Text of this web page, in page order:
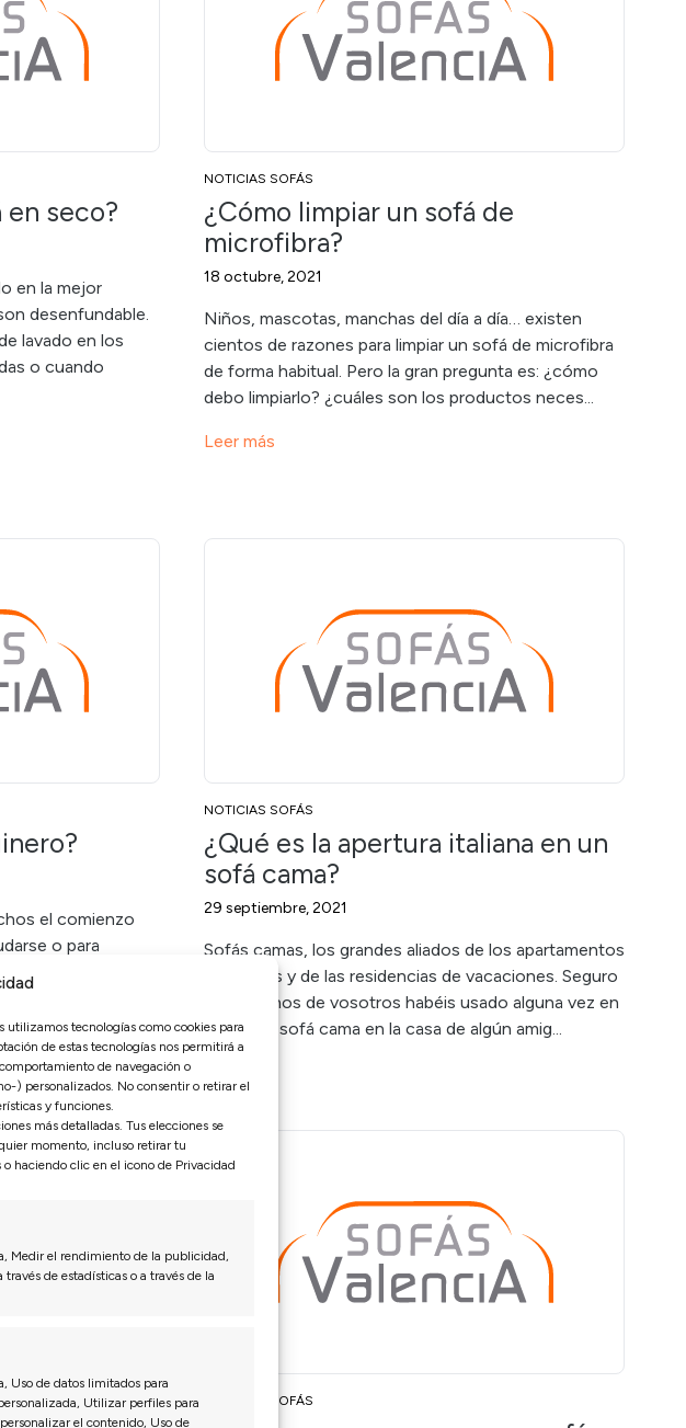
utilizamos tecnologías como cookies para
de estas tecnologías nos permitirá a
de navegación o
) personalizados. No consentir o retirar el
y funciones.
más detalladas. Tus elecciones se
momento, incluso retirar tu
haciendo clic en el icono de Privacidad
Medir el rendimiento de la publicidad,
de estadísticas o a través de la
Uso de datos limitados para
Utilizar perfiles para
el contenido, Uso de
seco?
en la mejor
desenfundable.
lavado en los
o cuando
NOTICIAS SOFÁS
¿Cómo limpiar un sofá de
microfibra?
18 octubre, 2021
Niños, mascotas, manchas del día a día… existen
cientos de razones para limpiar un sofá de microfibra
de forma habitual. Pero la gran pregunta es: ¿cómo
debo limpiarlo? ¿cuáles son los productos neces...
Leer más
el comienzo
o para
un sofá que...
NOTICIAS SOFÁS
¿Qué es la apertura italiana en un
sofá cama?
29 septiembre, 2021
Sofás camas, los grandes aliados de los apartamentos
pequeños y de las residencias de vacaciones. Seguro
que muchos de vosotros habéis usado alguna vez en
la vida un sofá cama en la casa de algún amig...
NOTICIAS SOFÁS